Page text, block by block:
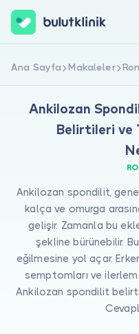
Hakkımızda
Hastalar için
Doktorlar için
Doktor
Hemen Kaydol
Ana Sayfa Makaleler
Ankilozan
Belirtileri ve
Ankilozan spondilit,
kalça ve omurga
gelişir. Zamanla bu
şekline bürünebilir.
eğilmesine yol açar.
semptomları ve
Ankilozan spondilit